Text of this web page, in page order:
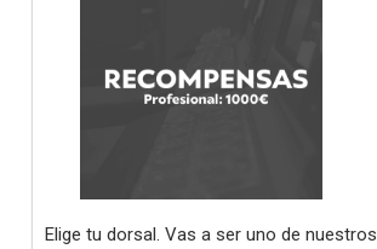
Elige tu dorsal. Vas a ser uno de nuestros